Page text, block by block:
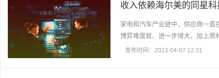
收入依赖海尔美的同星
家电和汽车产业链中，供应商一直
博弈难度就、进一步增大，加上原
发布时间：2023-04-07 12:31